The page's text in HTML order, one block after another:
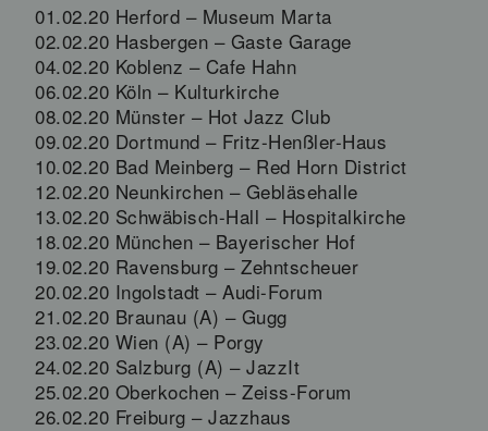
01.02.20 Herford – Museum Marta
02.02.20 Hasbergen – Gaste Garage
04.02.20 Koblenz – Cafe Hahn
06.02.20 Köln – Kulturkirche
08.02.20 Münster – Hot Jazz Club
09.02.20 Dortmund – Fritz-Henßler-Haus
10.02.20 Bad Meinberg – Red Horn District
12.02.20 Neunkirchen – Gebläsehalle
13.02.20 Schwäbisch-Hall – Hospitalkirche
18.02.20 München – Bayerischer Hof
19.02.20 Ravensburg – Zehntscheuer
20.02.20 Ingolstadt – Audi-Forum
21.02.20 Braunau (A) – Gugg
23.02.20 Wien (A) – Porgy
24.02.20 Salzburg (A) – JazzIt
25.02.20 Oberkochen – Zeiss-Forum
26.02.20 Freiburg – Jazzhaus